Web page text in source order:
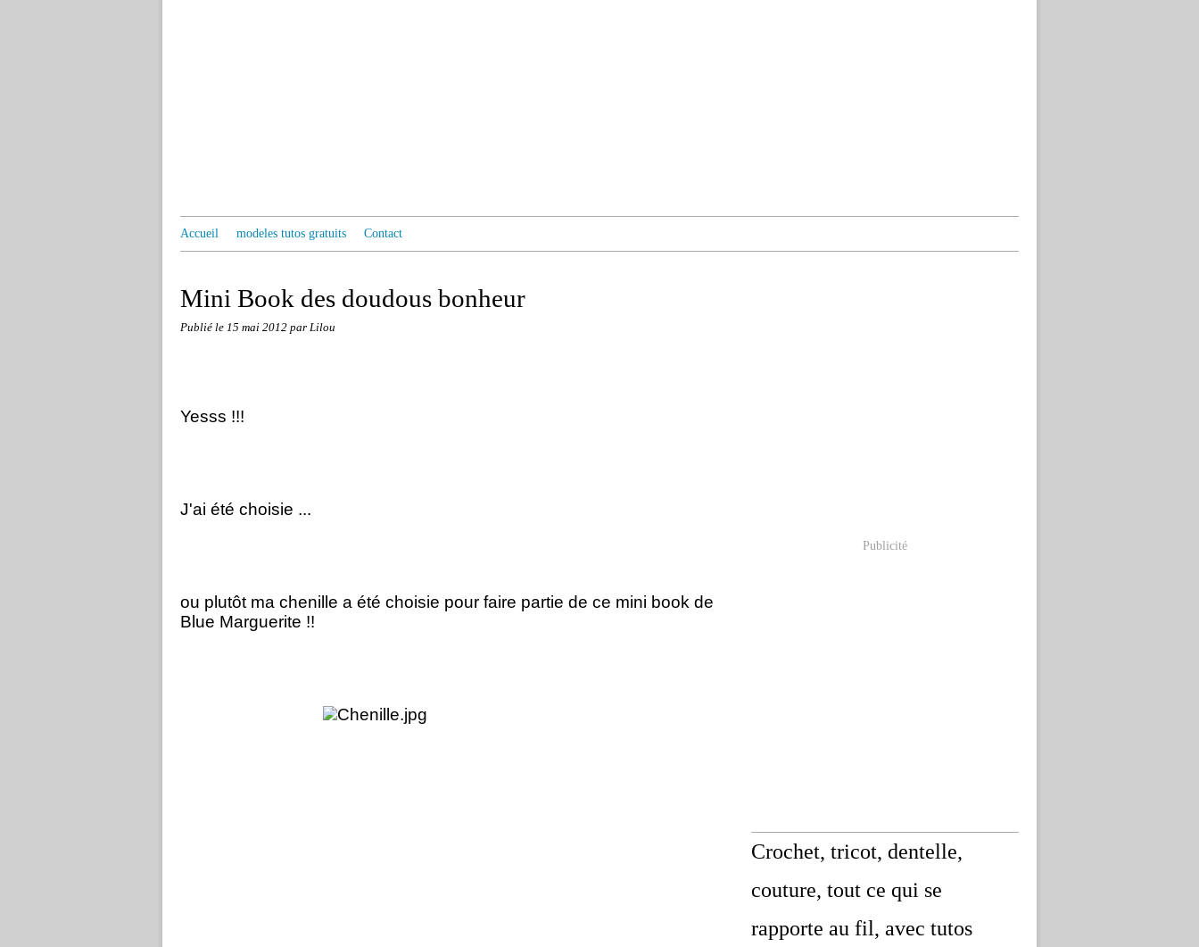
Accueil modeles tutos gratuits Contact
Mini Book des doudous bonheur
Publié le 15 mai 2012 par Lilou
Yesss !!!
J'ai été choisie ...
ou plutôt ma chenille a été choisie pour faire partie de ce mini book de
Blue Marguerite !!
Publicité
Crochet, tricot, dentelle,
couture, tout ce qui se
rapporte au fil, avec tutos